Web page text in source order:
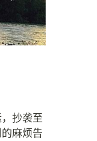
抄袭至
麻烦告